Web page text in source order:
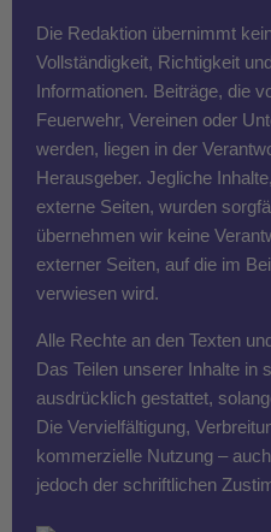
Die Redaktion übernimmt
Vollständigkeit, Richtigkeit
Informationen. Beiträge, die
Feuerwehr, Vereinen oder
werden, liegen in der
Herausgeber. Jegliche
externe Seiten, wurden
übernehmen wir keine
externer Seiten, auf die im
verwiesen wird.
Alle Rechte an den Texten
Das Teilen unserer Inhalte in
ausdrücklich gestattet,
Die Vervielfältigung,
kommerzielle Nutzung –
jedoch der schriftlichen